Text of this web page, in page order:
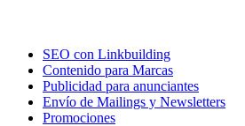
SEO con Linkbuilding
Contenido para Marcas
Publicidad para anunciantes
Envío de Mailings y Newsletters
Promociones